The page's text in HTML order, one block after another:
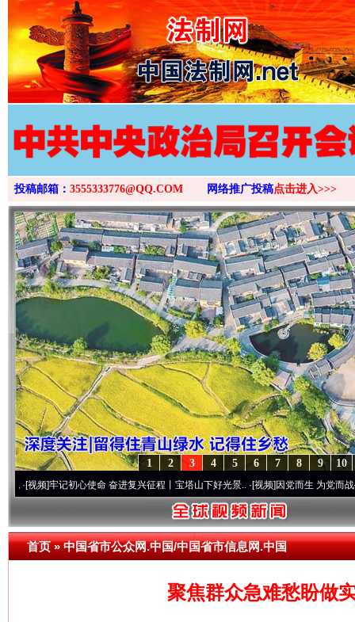
>
投稿邮箱： 3555333776@QQ.COM 网络推广投稿点击进入>>>
10
9
8
7
6
5
4
3
2
1
记初心使命 奋进复兴征程丨宝塔山下好光景..·[视频]因党而生 为党而战——百年“
首页»中国省市公众网.中国/中国省市信息网.中国
聚焦群众急难愁盼做